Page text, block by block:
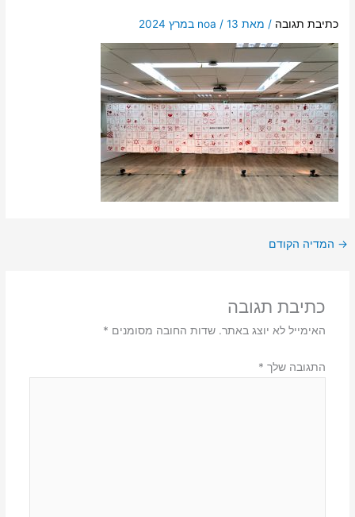
כתיבת תגובה / מאת noa / 13 במרץ 2024
→ המדיה הקודם
כתיבת תגובה
האימייל לא יוצג באתר. שדות החובה מסומנים *
התגובה שלך *